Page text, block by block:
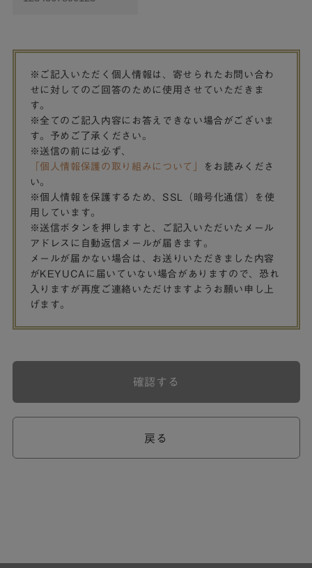
※ご記入いただく個人情報は、寄せられたお問い合わ
せに対してのご回答のために使用させていただきま
す。
※全てのご記入内容にお答えできない場合がございま
す。予めご了承ください。
※送信の前には必ず、
「個人情報保護の取り組みについて」
をお読みくださ
い。
※個人情報を保護するため、SSL（暗号化通信）を使
用しています。
※送信ボタンを押しますと、ご記入いただいたメール
アドレスに自動返信メールが届きます。
メールが届かない場合は、お送りいただきました内容
がKEYUCAに届いていない場合がありますので、恐れ
入りますが再度ご連絡いただけますようお願い申し上
げます。
戻る
確認する